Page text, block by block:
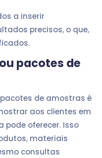
a inserir
precisos, o que,
pacotes de
de amostras é
aos clientes em
pode oferecer. Isso
materiais
consultas